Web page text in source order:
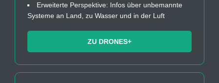
Erweiterte Perspektive: Infos über unbemannte
Systeme an Land, zu Wasser und in der Luft
ZU DRONES+